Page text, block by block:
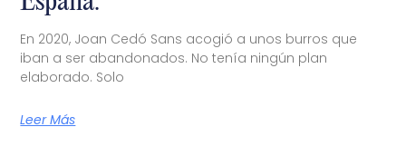
En 2020, Joan Cedó Sans acogió a unos burros que
iban a ser abandonados. No tenía ningún plan
elaborado. Solo
Leer Más